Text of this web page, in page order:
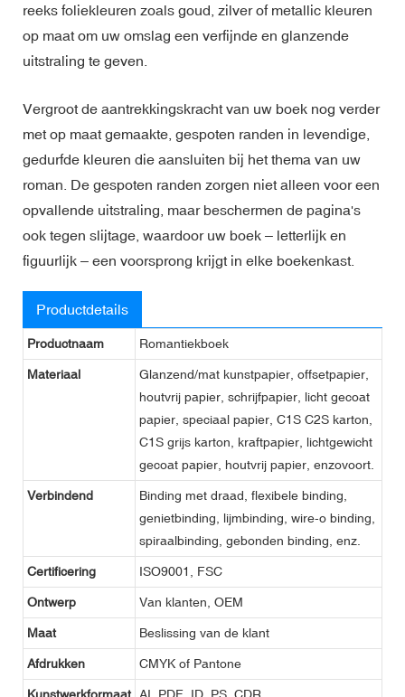
reeks foliekleuren zoals goud, zilver of metallic kleuren
op maat om uw omslag een verfijnde en glanzende
uitstraling te geven.
Vergroot de aantrekkingskracht van uw boek nog verder
met op maat gemaakte, gespoten randen in levendige,
gedurfde kleuren die aansluiten bij het thema van uw
roman. De gespoten randen zorgen niet alleen voor een
opvallende uitstraling, maar beschermen de pagina's
ook tegen slijtage, waardoor uw boek – letterlijk en
figuurlijk – een voorsprong krijgt in elke boekenkast.
Productdetails
Productnaam Romantiekboek
Materiaal
Glanzend/mat kunstpapier, offsetpapier,
houtvrij papier, schrijfpapier, licht gecoat
papier, speciaal papier, C1S C2S karton,
C1S grijs karton, kraftpapier, lichtgewicht
gecoat papier, houtvrij papier, enzovoort.
Verbindend
Binding met draad, flexibele binding,
genietbinding, lijmbinding, wire-o binding,
spiraalbinding, gebonden binding, enz.
Certificering ISO9001, FSC
Ontwerp Van klanten, OEM
Maat Beslissing van de klant
Afdrukken CMYK of Pantone